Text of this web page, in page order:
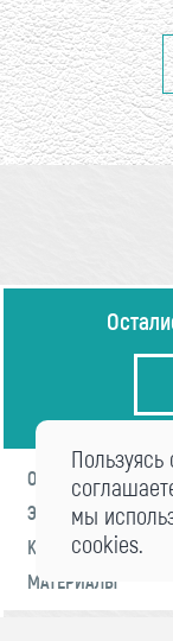
О ФОРУМЕ
ЭКСПЕРТЫ
КОНТАКТЫ
МАТЕРИАЛЫ
мы
cookies.